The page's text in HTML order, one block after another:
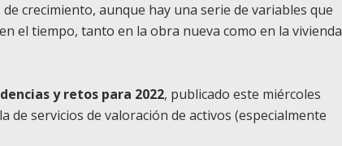
crecimiento, aunque hay una serie de variables que
el tiempo, tanto en la obra nueva como en la vivienda
y retos para 2022, publicado este miércoles
de servicios de valoración de activos (especialmente